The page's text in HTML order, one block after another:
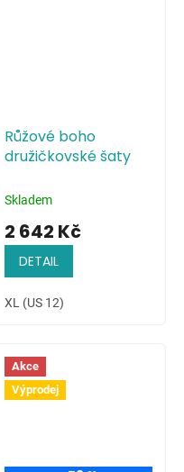
Růžové boho
družičkovské šaty
Skladem
2 642 Kč
DETAIL
XL (US 12)
Akce
Výprodej